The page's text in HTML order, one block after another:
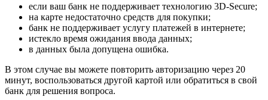
если ваш банк не поддерживает технологию 3D-Secure;
на карте недостаточно средств для покупки;
банк не поддерживает услугу платежей в интернете;
истекло время ожидания ввода данных;
в данных была допущена ошибка.
В этом случае вы можете повторить авторизацию через 20
минут, воспользоваться другой картой или обратиться в свой
банк для решения вопроса.